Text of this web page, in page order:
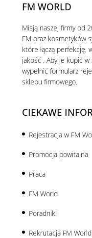
FM WORLD
Misją naszej firmy od
FM oraz kosmetyków
które łączą perfekcję,
jakość . Aby je kupić
wypełnić formularz
sklepu firmowego.
CIEKAWE
Rejestracja w FM
Promocja powitalna
Praca
FM World
Poradniki
Rekrutacja FM World